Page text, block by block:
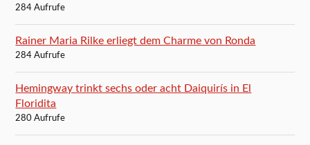
284 Aufrufe
Rainer Maria Rilke erliegt dem Charme von Ronda
284 Aufrufe
Hemingway trinkt sechs oder acht Daiquirís in El
Floridita
280 Aufrufe